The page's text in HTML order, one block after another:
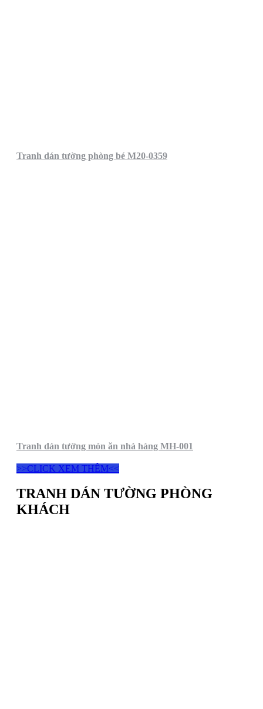
Tranh dán tường phòng bé M20-0359
Tranh dán tường món ăn nhà hàng MH-001
>>CLICK XEM THÊM<<
TRANH DÁN TƯỜNG PHÒNG
KHÁCH